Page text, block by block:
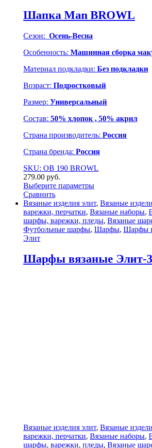
Шапка Man BROWL
Сезон: Осень-Весна
Особенность: Машинная сборка
Материал подкладки: Без подкладки
Возраст: Подростковый
Размер: Универсальный
Состав: 50% хлопок , 50% акрил
Страна производитель: Россия
Страна бренда: Россия
SKU: ОВ 190 BROWL
279.00 руб.
Выберите параметры
Сравнить
Вязаные изделия элит, Вязаные
варежки, перчатки, Вязаные наборы,
шарфы, варежки, пледы, Вязаные
Футбольные шарфы, Шарфы, Шарфы
Элит
Шарфы вязаные Элит-
Вязаные изделия элит, Вязаные
варежки, перчатки, Вязаные наборы,
шарфы, варежки, пледы, Вязаные